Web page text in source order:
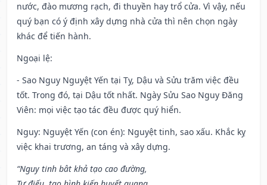
nước, đào mương rạch, đi thuyền hay trổ cửa. Vì vậy, nếu
quý bạn có ý định xây dựng nhà cửa thì nên chọn ngày
khác để tiến hành.
Ngoại lệ:
- Sao Nguy Nguyệt Yến tại Tỵ, Dậu và Sửu trăm việc đều
tốt. Trong đó, tại Dậu tốt nhất. Ngày Sửu Sao Nguy Đăng
Viên: mọi việc tạo tác đều được quý hiển.
Nguy: Nguyệt Yến (con én): Nguyệt tinh, sao xấu. Khắc kỵ
việc khai trương, an táng và xây dựng.
“Nguy tinh bât khả tạo cao đường,